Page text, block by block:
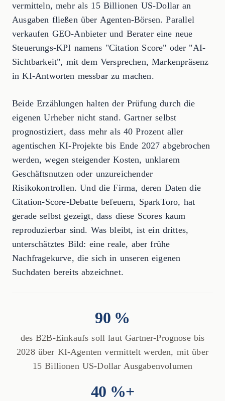
vermitteln, mehr als 15 Billionen US-Dollar an
Ausgaben fließen über Agenten-Börsen. Parallel
verkaufen GEO-Anbieter und Berater eine neue
Steuerungs-KPI namens "Citation Score" oder "AI-
Sichtbarkeit", mit dem Versprechen, Markenpräsenz
in KI-Antworten messbar zu machen.
Beide Erzählungen halten der Prüfung durch die
eigenen Urheber nicht stand. Gartner selbst
prognostiziert, dass mehr als 40 Prozent aller
agentischen KI-Projekte bis Ende 2027 abgebrochen
werden, wegen steigender Kosten, unklarem
Geschäftsnutzen oder unzureichender
Risikokontrollen. Und die Firma, deren Daten die
Citation-Score-Debatte befeuern, SparkToro, hat
gerade selbst gezeigt, dass diese Scores kaum
reproduzierbar sind. Was bleibt, ist ein drittes,
unterschätztes Bild: eine reale, aber frühe
Nachfragekurve, die sich in unseren eigenen
Suchdaten bereits abzeichnet.
90 %
des B2B-Einkaufs soll laut Gartner-Prognose bis
2028 über KI-Agenten vermittelt werden, mit über
15 Billionen US-Dollar Ausgabenvolumen
40 %+